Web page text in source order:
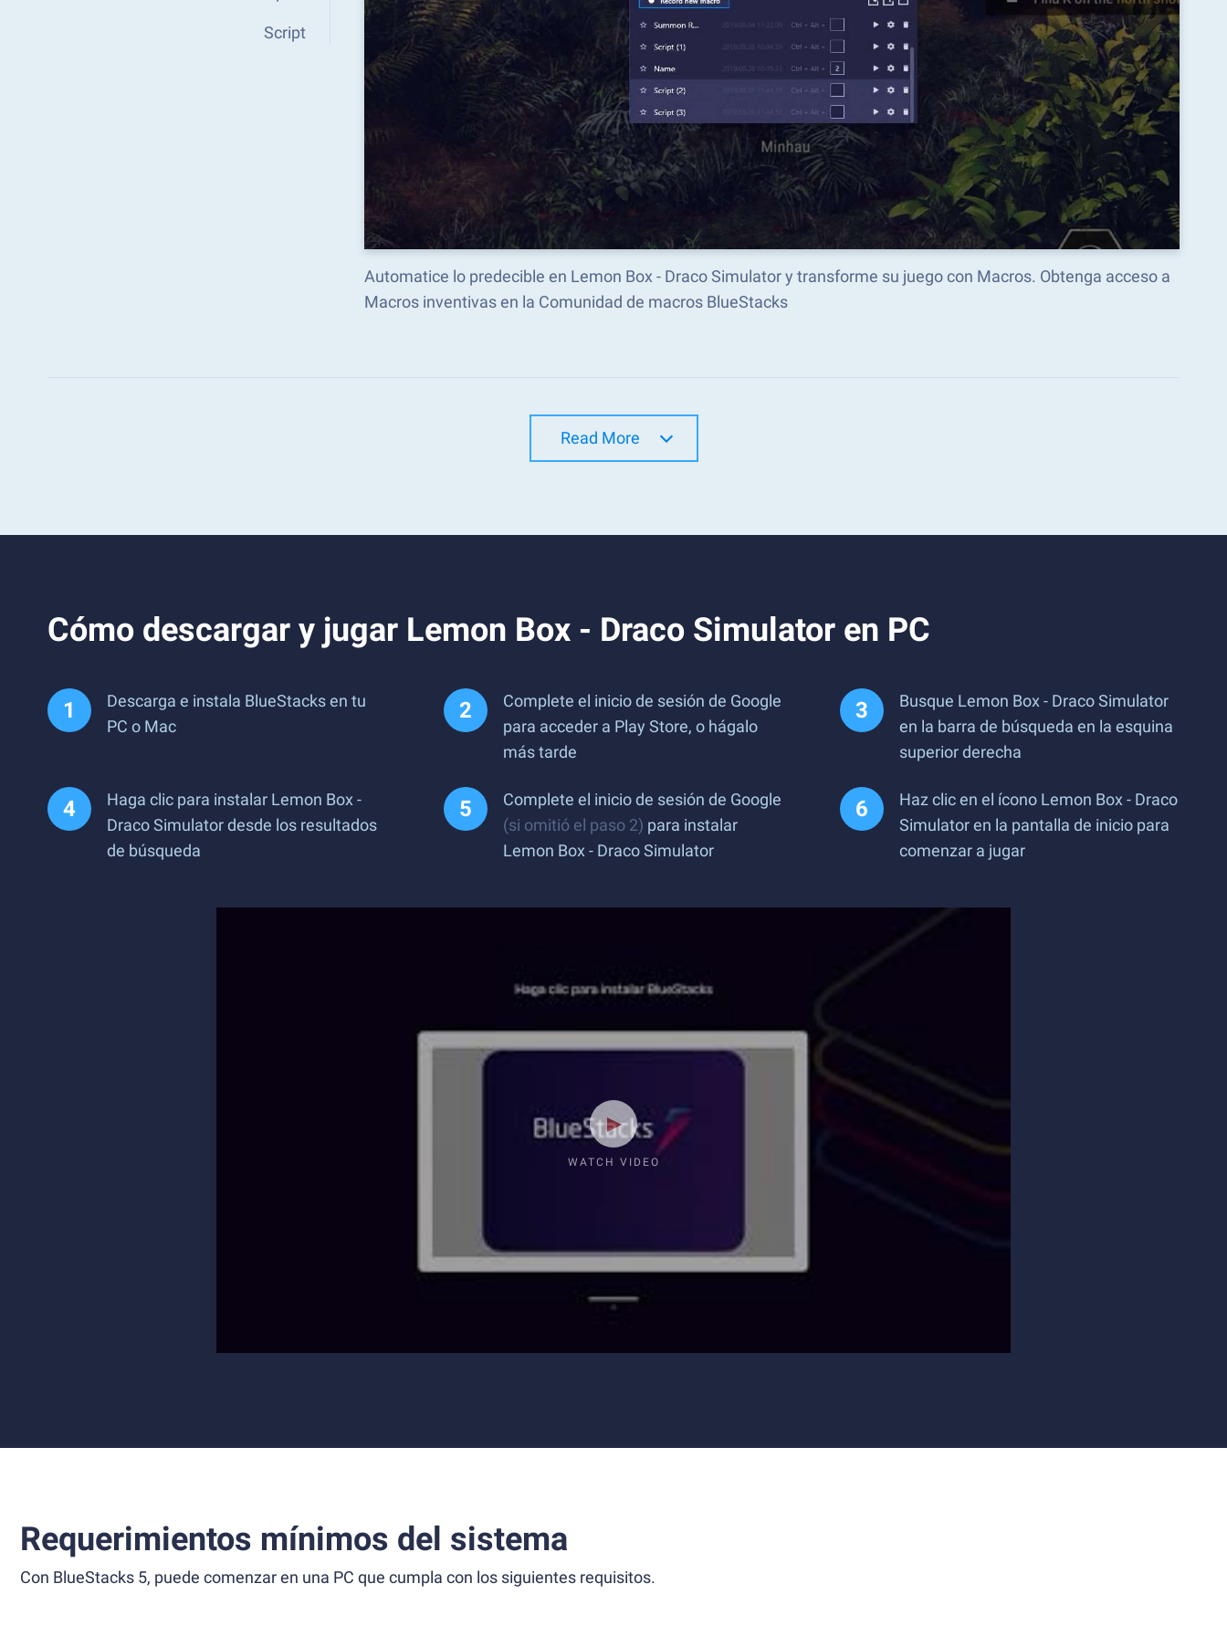
Script
Automatice lo predecible en Lemon Box - Draco Simulator y transforme su juego con Macros. Obtenga acceso a
Macros inventivas en la Comunidad de macros BlueStacks
Read More
Cómo descargar y jugar Lemon Box - Draco Simulator en PC
Descarga e instala BlueStacks en tu
PC o Mac
Complete el inicio de sesión de Google
para acceder a Play Store, o hágalo
más tarde
Busque Lemon Box - Draco Simulator
en la barra de búsqueda en la esquina
superior derecha
Haga clic para instalar Lemon Box -
Draco Simulator desde los resultados
de búsqueda
Complete el inicio de sesión de Google
(si omitió el paso 2) para instalar
Lemon Box - Draco Simulator
Haz clic en el ícono Lemon Box - Draco
Simulator en la pantalla de inicio para
comenzar a jugar
WATCH VIDEO
Requerimientos mínimos del sistema
Con BlueStacks 5, puede comenzar en una PC que cumpla con los siguientes requisitos.